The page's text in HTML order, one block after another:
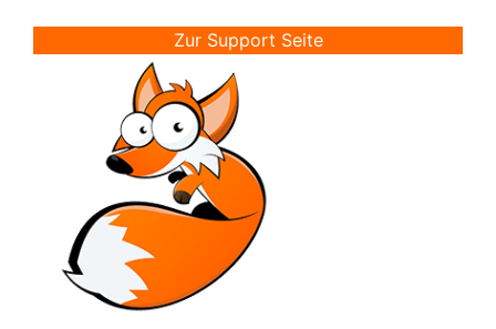
Zur Support Seite